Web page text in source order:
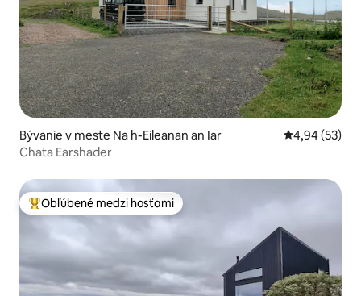
Bývanie v meste Na h-Eileanan an Iar Priemerné
4,94 (53)
Chata Earshader
Najobľúbenejšie medzi hosťami
Obľúbené medzi hosťami